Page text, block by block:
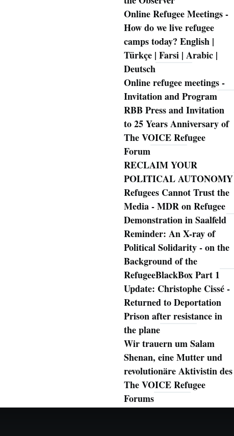
Online Refugee Meetings -
How do we live refugee
camps today? English |
Türkçe | Farsi | Arabic |
Deutsch
Online refugee meetings -
Invitation and Program
RBB Press and Invitation
to 25 Years Anniversary of
The VOICE Refugee
Forum
RECLAIM YOUR
POLITICAL AUTONOMY
Refugees Cannot Trust the
Media - MDR on Refugee
Demonstration in Saalfeld
Reminder: An X-ray of
Political Solidarity - on the
Background of the
RefugeeBlackBox Part 1
Update: Christophe Cissé -
Returned to Deportation
Prison after resistance in
the plane
Wir trauern um Salam
Shenan, eine Mutter und
revolutionäre Aktivistin des
The VOICE Refugee
Forums